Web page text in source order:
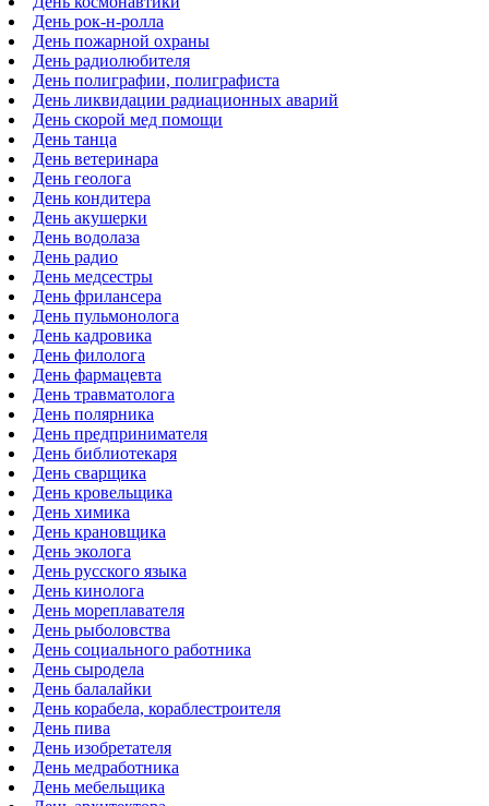
День рок-н-ролла
День пожарной охраны
День радиолюбителя
День полиграфии, полиграфиста
День ликвидации радиационных аварий
День скорой мед помощи
День танца
День ветеринара
День геолога
День кондитера
День акушерки
День водолаза
День радио
День медсестры
День фрилансера
День пульмонолога
День кадровика
День филолога
День фармацевта
День травматолога
День полярника
День предпринимателя
День библиотекаря
День сварщика
День кровельщика
День химика
День крановщика
День эколога
День русского языка
День кинолога
День мореплавателя
День рыболовства
День социального работника
День сыродела
День балалайки
День корабела, кораблестроителя
День пива
День изобретателя
День медработника
День мебельщика